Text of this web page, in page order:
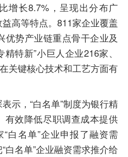
增长8.7%，呈现出分布广
高等特点。811家企业覆盖
优势产业链重点骨干企业及
特新”小巨人企业216家、
关键核心技术和工艺方面有
示，“白名单”制度为银行精
有效降低尽职调查成本提供
白名单”企业申报了融资需
白名单”企业融资需求推介给